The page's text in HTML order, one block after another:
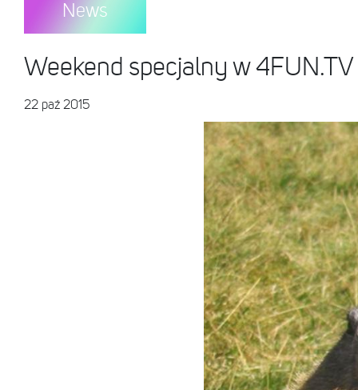
News
Weekend specjalny w
22 paź 2015